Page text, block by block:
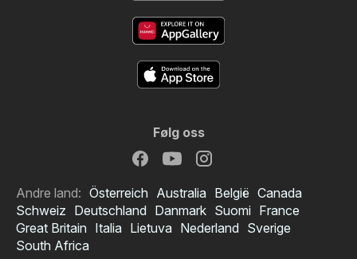
Følg oss
Andre land: Österreich Australia België Canada
Schweiz Deutschland Danmark Suomi France
Great Britain Italia Lietuva Nederland Sverige
South Africa